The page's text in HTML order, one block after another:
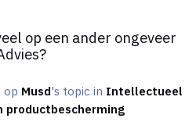
op een ander ongeveer
op Musd's topic in Intellectueel
productbescherming